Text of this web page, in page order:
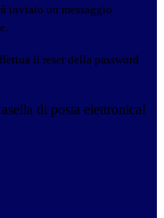
inviato un messaggio
il reset della password
di posta elettronica!